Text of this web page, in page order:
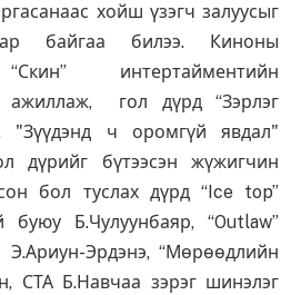
хойш үзэгч залуусыг
байгаа билээ. Киноны
интертайментийн
ажиллаж, гол дүрд “Зэрлэг
"Зүүдэнд ч оромгүй явдал"
дүрийг бүтээсэн жүжигчин
бол туслах дүрд “Ice top”
буюу Б.Чулуунбаяр, “Outlaw”
Э.Ариун-Эрдэнэ, “Мөрөөдлийн
СТА Б.Навчаа зэрэг шинэлэг